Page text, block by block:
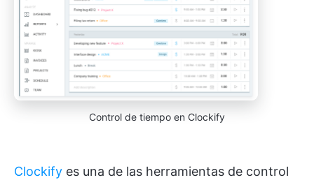
Control de tiempo en Clockify
Clockify es una de las herramientas de control